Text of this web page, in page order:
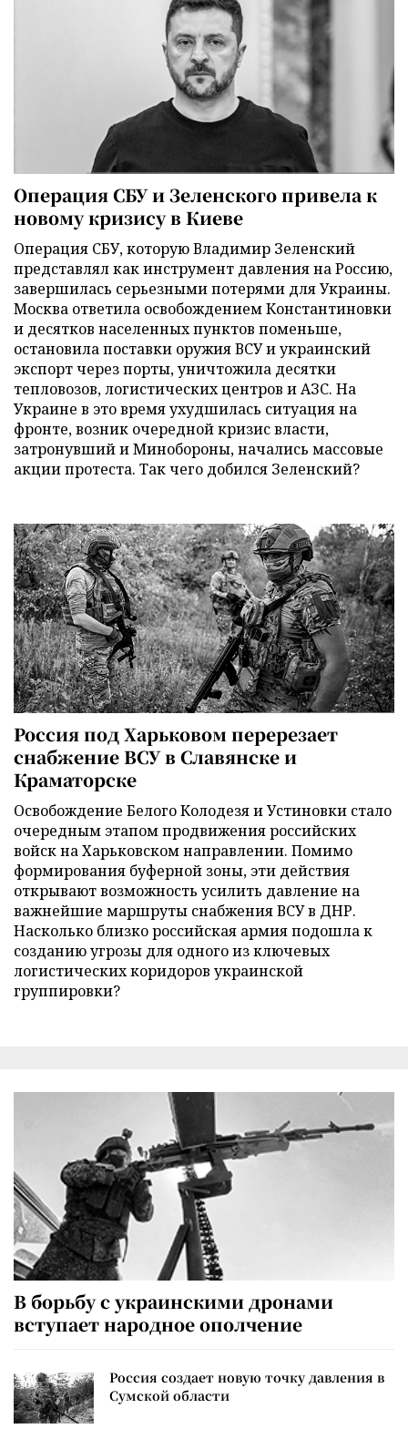
Операция СБУ и Зеленского привела к
новому кризису в Киеве
Операция СБУ, которую Владимир Зеленский
представлял как инструмент давления на Россию,
завершилась серьезными потерями для Украины.
Москва ответила освобождением Константиновки
и десятков населенных пунктов поменьше,
остановила поставки оружия ВСУ и украинский
экспорт через порты, уничтожила десятки
тепловозов, логистических центров и АЗС. На
Украине в это время ухудшилась ситуация на
фронте, возник очередной кризис власти,
затронувший и Минобороны, начались массовые
акции протеста. Так чего добился Зеленский?
Россия под Харьковом перерезает
снабжение ВСУ в Славянске и
Краматорске
Освобождение Белого Колодезя и Устиновки стало
очередным этапом продвижения российских
войск на Харьковском направлении. Помимо
формирования буферной зоны, эти действия
открывают возможность усилить давление на
важнейшие маршруты снабжения ВСУ в ДНР.
Насколько близко российская армия подошла к
созданию угрозы для одного из ключевых
логистических коридоров украинской
группировки?
В борьбу с украинскими дронами
вступает народное ополчение
Россия создает новую точку давления в
Сумской области